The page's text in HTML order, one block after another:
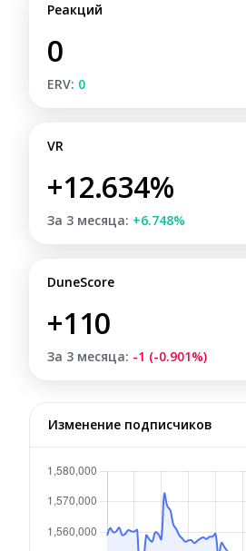
Реакций
0
ERV: 0
VR
+12.634%
За 3 месяца: +6.748%
DuneScore
+110
За 3 месяца: -1 (-0.901%)
Изменение подписчиков